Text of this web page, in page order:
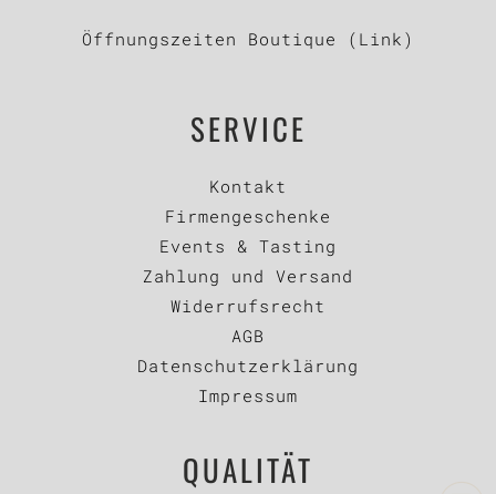
Öffnungszeiten Boutique (Link)
SERVICE
Kontakt
Firmengeschenke
Events & Tasting
Zahlung und Versand
Widerrufsrecht
AGB
Datenschutzerklärung
Impressum
QUALITÄT